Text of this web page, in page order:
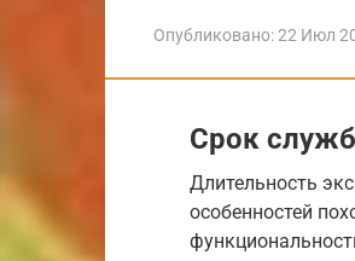
Опубликовано:22 Июл
Срок
Длительность
особенностей